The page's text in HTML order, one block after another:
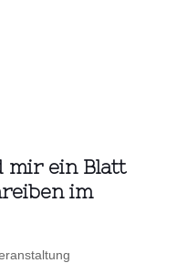
mir ein Blatt
im